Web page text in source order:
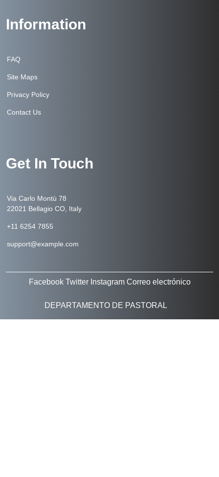
Information
FAQ
Site Maps
Privacy Policy
Contact Us
Get In Touch
Via Carlo Montù 78
22021 Bellagio CO, Italy
+11 6254 7855
support@example.com
Facebook Twitter Instagram Correo electrónico
DEPARTAMENTO DE PASTORAL